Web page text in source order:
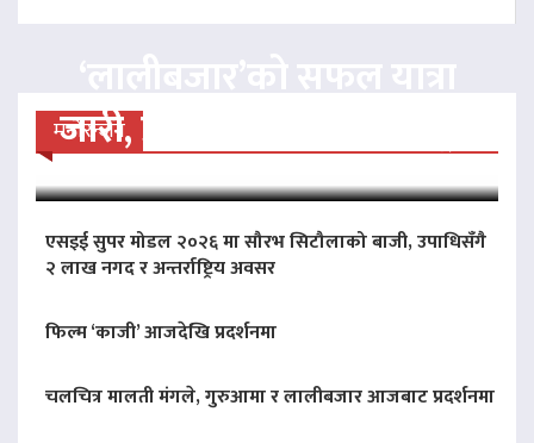
मनोरन्जन
जारी, प्रदर्शनको ५१औँ दिन पूरा
एसइई सुपर मोडल २०२६ मा सौरभ सिटौलाको बाजी, उपाधिसँगै
२ लाख नगद र अन्तर्राष्ट्रिय अवसर
फिल्म ‘काजी’ आजदेखि प्रदर्शनमा
चलचित्र मालती मंगले, गुरुआमा र लालीबजार आजबाट प्रदर्शनमा